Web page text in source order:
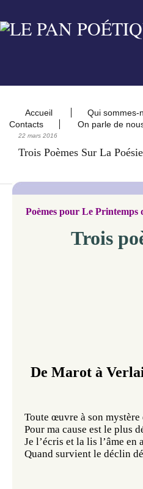
Accueil Qui sommes-
Contacts
On parle de
22 mars 2016
Trois Poèmes Sur La Poésie
Poèmes pour Le Printemps
Trois
De Marot à
Toute œuvre à son mystère
Pour ma cause est le plus
Je l’écris et la lis l’âme en
Quand survient le déclin